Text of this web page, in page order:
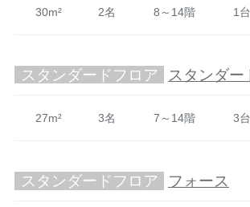
30m² 2名 8～14階 1台
スタンダードフロア スタンダー
27m² 3名 7～14階 3台
スタンダードフロア フォース